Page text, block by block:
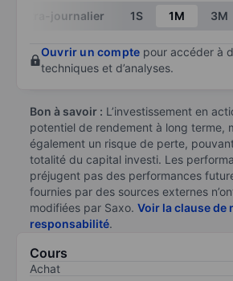
End of interactive chart.
Intra-journalier 1S 1M 3M
Ouvrir un compte pour accéder à
techniques et d’analyses.
Bon à savoir : L’investissement en
potentiel de rendement à long terme,
également un risque de perte, pouvant
totalité du capital investi. Les
préjugent pas des performances
fournies par des sources externes
modifiées par Saxo. Voir la clause de
responsabilité.
Cours
Achat